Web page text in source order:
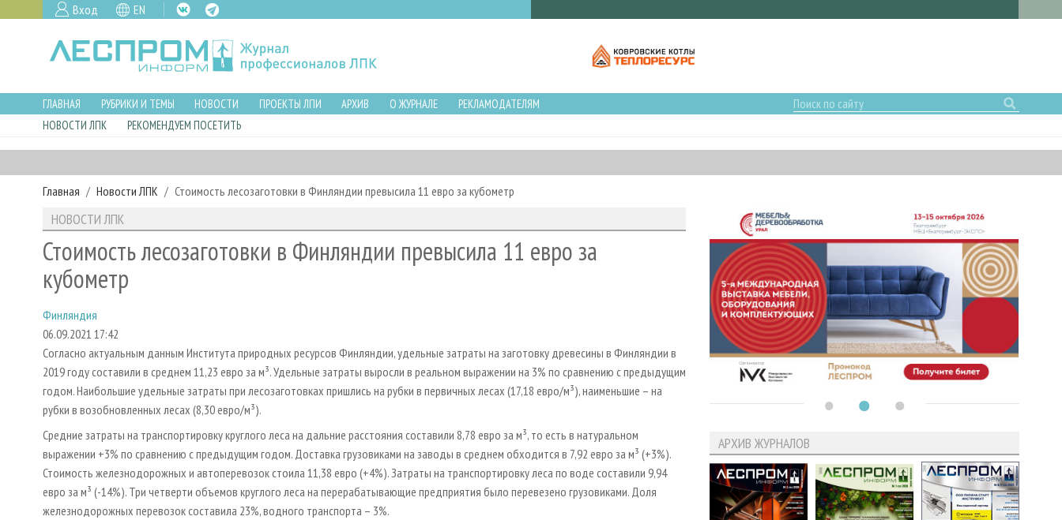
Вход EN
ГЛАВНАЯ РУБРИКИ И ТЕМЫ НОВОСТИ ПРОЕКТЫ ЛПИ АРХИВ О ЖУРНАЛЕ
РЕКЛАМОДАТЕЛЯМ
НОВОСТИ ЛПК
РЕКОМЕНДУЕМ ПОСЕТИТЬ
Главная Новости ЛПК Стоимость лесозаготовки в Финляндии превысила 11 евро за кубометр
НОВОСТИ ЛПК
Стоимость лесозаготовки в Финляндии превысила 11 евро за
кубометр
Финляндия
06.09.2021 17:42
Согласно актуальным данным Института природных ресурсов Финляндии, удельные затраты на заготовку древесины в Финляндии в
2019 году составили в среднем 11,23 евро за м³. Удельные затраты выросли в реальном выражении на 3% по сравнению с предыдущим
годом. Наибольшие удельные затраты при лесозаготовках пришлись на рубки в первичных лесах (17,18 евро/м³), наименьшие – на
рубки в возобновленных лесах (8,30 евро/м³).
Средние затраты на транспортировку круглого леса на дальние расстояния составили 8,78 евро за м³, то есть в натуральном
выражении +3% по сравнению с предыдущим годом. Доставка грузовиками на заводы в среднем обходится в 7,92 евро за м³ (+3%).
Стоимость железнодорожных и автоперевозок стоила 11,38 евро (+4%). Затраты на транспортировку леса по воде составили 9,94
евро за м³ (-14%). Три четверти объемов круглого леса на перерабатывающие предприятия было перевезено грузовиками. Доля
железнодорожных перевозок составила 23%, водного транспорта – 3%.
АРХИВ ЖУРНАЛОВ